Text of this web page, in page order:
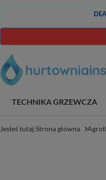
TECHNIKA GRZEWCZA
Jesteś tutaj:Strona główna